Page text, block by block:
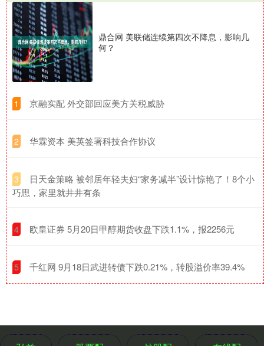
鼎合网 美联储连续第四次不降息，影响几
何？
1 ​京融实配 外交部回应美方关税威胁
2 ​华霖资本 美英签署科技合作协议
3
​日天金策略 被邻居年轻夫妇“家务减半”设计惊艳了！8个小
巧思，家里就井井有条
4 ​欧皇证券 5月20日甲醇期货收盘下跌1.1%，报2256元
5 ​千红网 9月18日武进转债下跌0.21%，转股溢价率39.4%